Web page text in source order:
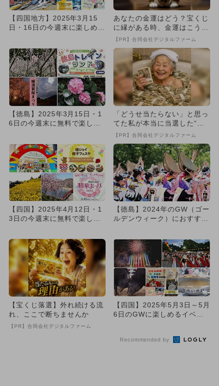
【四国地方】2025年3月15
日・16日の今週末に楽しめる
あなたの金運はどう？宝くじ
に縁がある時、金運はこう変
わる
【PR】合同会社デジタルファーム
【徳島】2025年3月15日・1
6日の今週末に無料で楽しめ
「どうせ当たらない」と思っ
てた私が本当に当選した“買
い方”がこれ
【PR】合同会社デジタルファーム
【四国】2025年4月12日・1
3日の今週末に無料で楽しめ
【徳島】2024年のGW（ゴー
ルデンウィーク）におすすめ
【宝くじ落選】外れ続ける流
れ、ここで断ちませんか
【PR】合同会社デジタルファーム
【四国】2025年5月3日～5月
6日のGWに楽しめるイベン
Recommended by